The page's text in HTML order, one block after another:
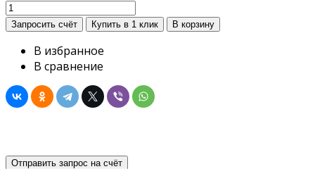
В избранное
В сравнение
Отправить запрос на счёт